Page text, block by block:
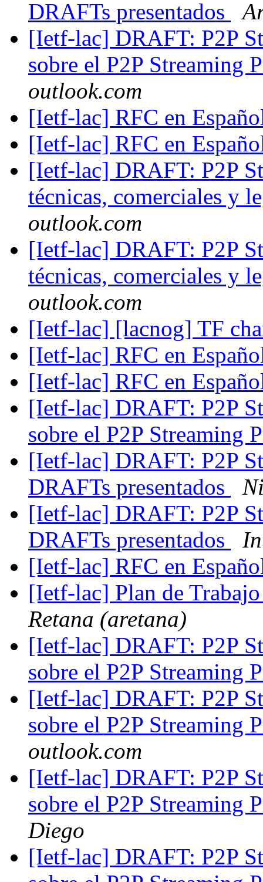
DRAFTs presentados
[Ietf-lac] DRAFT: P2P
sobre el P2P Streaming
outlook.com
[Ietf-lac] RFC en
[Ietf-lac] RFC en
[Ietf-lac] DRAFT: P2P
técnicas, comerciales y
outlook.com
[Ietf-lac] DRAFT: P2P
técnicas, comerciales y
outlook.com
[Ietf-lac] [lacnog] TF
[Ietf-lac] RFC en
[Ietf-lac] RFC en
[Ietf-lac] DRAFT: P2P
sobre el P2P Streaming
[Ietf-lac] DRAFT: P2P
DRAFTs presentados
[Ietf-lac] DRAFT: P2P
DRAFTs presentados
[Ietf-lac] RFC en
[Ietf-lac] Plan de
Retana (aretana)
[Ietf-lac] DRAFT: P2P
sobre el P2P Streaming
[Ietf-lac] DRAFT: P2P
sobre el P2P Streaming
outlook.com
[Ietf-lac] DRAFT: P2P
sobre el P2P Streaming
Diego
[Ietf-lac] DRAFT: P2P